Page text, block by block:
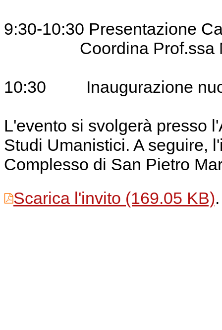
9:30-10:30 Presentazione
Coordina Prof.ssa
10:30 Inaugurazione
L'evento si svolgerà presso
Studi Umanistici. A seguire,
Complesso di San Pietro
Scarica l'invito (169.05 KB).